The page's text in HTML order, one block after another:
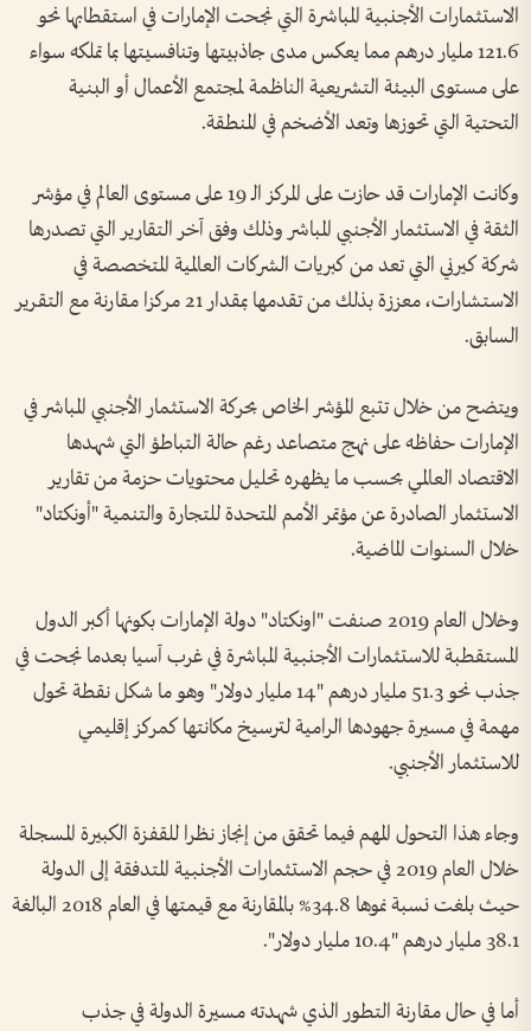
الاستثمارات الأجنبية المباشرة التي نجحت الإمارات في استقطابها نحو
121.6 مليار درهم مما يعكس مدى جاذبيتها وتنافسيتها بما تملكه سواء
على مستوى البيئة التشريعية الناظمة لمجتمع الأعمال أو البنية
التحتية التي تحوزها وتعد الأضخم في المنطقة.
وكانت الإمارات قد حازت على المركز الـ 19 على مستوى العالم في مؤشر
الثقة في الاستثمار الأجنبي المباشر وذلك وفق آخر التقارير التي تصدرها
شركة كيرني التي تعد من كبريات الشركات العالمية المتخصصة في
الاستشارات، معززة بذلك من تقدمها بمقدار 21 مركزا مقارنة مع التقرير
السابق.
ويتضح من خلال تتبع المؤشر الخاص بحركة الاستثمار الأجنبي المباشر في
الإمارات حفاظه على نهج متصاعد رغم حالة التباطؤ التي شهدها
الاقتصاد العالمي بحسب ما يظهره تحليل محتويات حزمة من تقارير
الاستثمار الصادرة عن مؤتمر الأمم المتحدة للتجارة والتنمية "أونكتاد"
خلال السنوات الماضية.
وخلال العام 2019 صنفت "اونكتاد" دولة الإمارات بكونها أكبر الدول
المستقطبة للاستثمارات الأجنبية المباشرة في غرب آسيا بعدما نجحت في
جذب نحو 51.3 مليار درهم "14 مليار دولار" وهو ما شكل نقطة تحول
مهمة في مسيرة جهودها الرامية لترسيخ مكانتها كمركز إقليمي
للاستثمار الأجنبي.
وجاء هذا التحول المهم فيما تحقق من إنجاز نظرا للقفزة الكبيرة المسجلة
خلال العام 2019 في حجم الاستثمارات الأجنبية المتدفقة إلى الدولة
حيث بلغت نسبة نموها 34.8% بالمقارنة مع قيمتها في العام 2018 البالغة
38.1 مليار درهم "10.4 مليار دولار".
أما في حال مقارنة التطور الذي شهدته مسيرة الدولة في جذب